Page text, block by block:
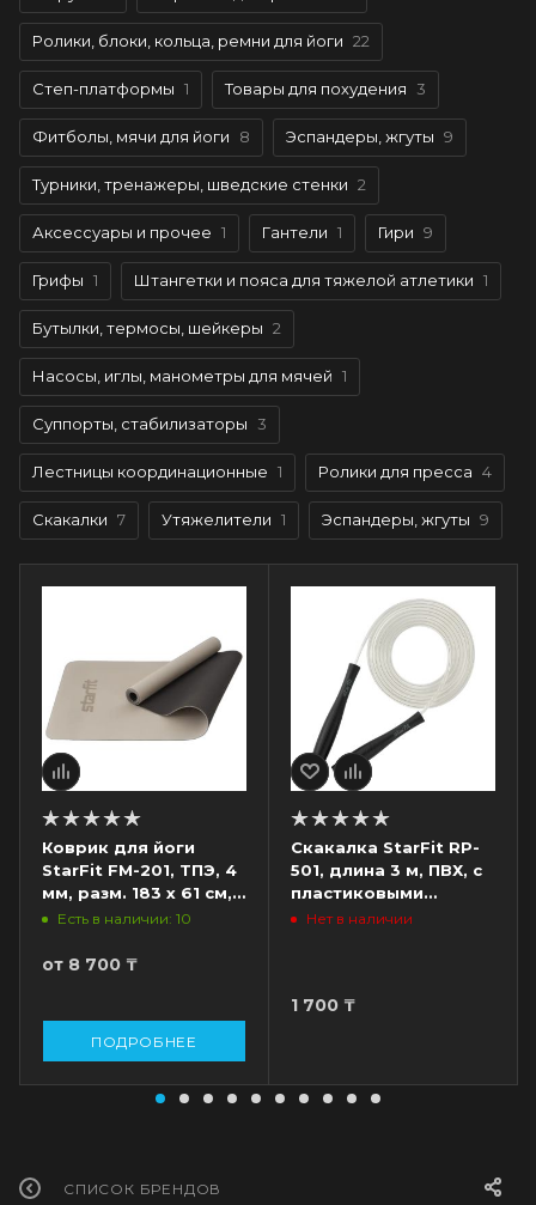
Ролики, блоки, кольца, ремни для йоги 22
Степ-платформы 1 Товары для похудения 3
Фитболы, мячи для йоги 8 Эспандеры, жгуты 9
Турники, тренажеры, шведские стенки 2
Аксессуары и прочее 1 Гантели 1 Гири 9
Грифы 1 Штангетки и пояса для тяжелой атлетики 1
Бутылки, термосы, шейкеры 2
Насосы, иглы, манометры для мячей 1
Суппорты, стабилизаторы 3
Лестницы координационные 1 Ролики для пресса 4
Скакалки 7 Утяжелители 1 Эспандеры, жгуты 9
Коврик для йоги
StarFit FM-201, ТПЭ, 4
мм, разм. 183 x 61 см,
черный/серый
Есть в наличии: 10
от 8 700 ₸
ПОДРОБНЕЕ
Скакалка StarFit RP-
501, длина 3 м, ПВХ, с
пластиковыми
ручками, черный
Нет в наличии
1 700 ₸
СПИСОК БРЕНДОВ